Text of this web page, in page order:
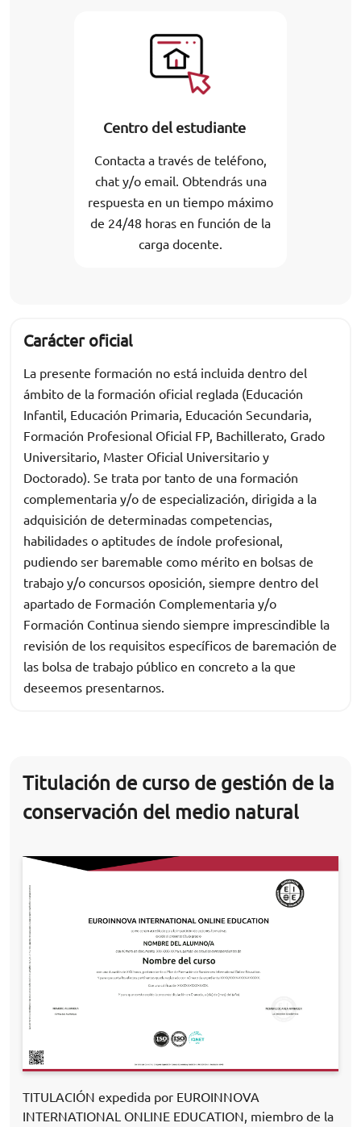
Centro del estudiante
Contacta a través de teléfono,
chat y/o email. Obtendrás una
respuesta en un tiempo máximo
de 24/48 horas en función de la
carga docente.
Carácter oficial
La presente formación no está incluida dentro del
ámbito de la formación oficial reglada (Educación
Infantil, Educación Primaria, Educación Secundaria,
Formación Profesional Oficial FP, Bachillerato, Grado
Universitario, Master Oficial Universitario y
Doctorado). Se trata por tanto de una formación
complementaria y/o de especialización, dirigida a la
adquisición de determinadas competencias,
habilidades o aptitudes de índole profesional,
pudiendo ser baremable como mérito en bolsas de
trabajo y/o concursos oposición, siempre dentro del
apartado de Formación Complementaria y/o
Formación Continua siendo siempre imprescindible la
revisión de los requisitos específicos de baremación de
las bolsa de trabajo público en concreto a la que
deseemos presentarnos.
Titulación de curso de gestión de la
conservación del medio natural
TITULACIÓN expedida por EUROINNOVA
INTERNATIONAL ONLINE EDUCATION, miembro de la